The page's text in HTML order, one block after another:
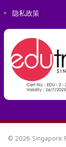
隐私政策
© 2026 Singapore